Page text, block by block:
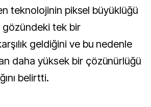
teknolojinin piksel büyüklüğü
gözündeki tek bir
geldiğini ve bu nedenle
daha yüksek bir çözünürlüğü
belirtti.